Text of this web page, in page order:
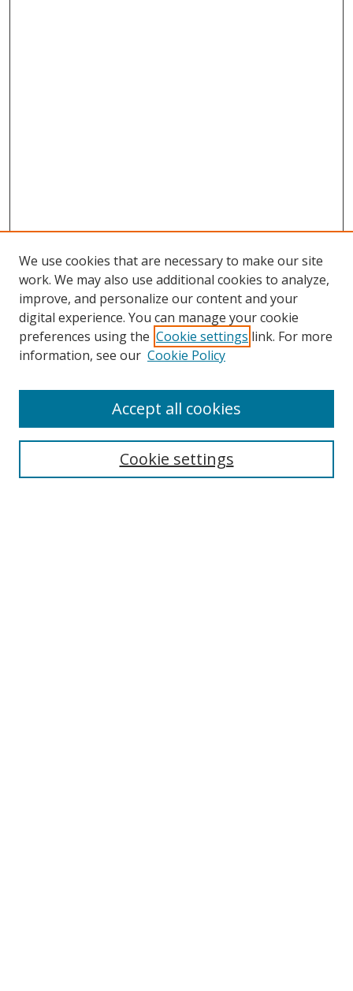
Search
Select context to search:
We use cookies that are necessary to make our site
work. We may also use additional cookies to analyze,
improve, and personalize our content and your
digital experience. You can manage your cookie
preferences using the Cookie settings link. For more
information, see our Cookie Policy
Cookie settings
Accept all cookies